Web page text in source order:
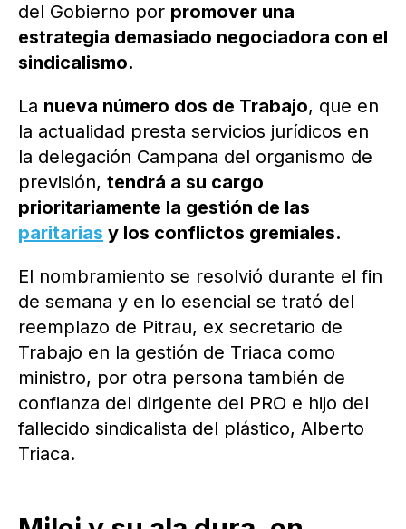
del Gobierno por promover una
estrategia demasiado negociadora con el
sindicalismo.
La nueva número dos de Trabajo, que en
la actualidad presta servicios jurídicos en
la delegación Campana del organismo de
previsión, tendrá a su cargo
prioritariamente la gestión de las
paritarias y los conflictos gremiales.
El nombramiento se resolvió durante el fin
de semana y en lo esencial se trató del
reemplazo de Pitrau, ex secretario de
Trabajo en la gestión de Triaca como
ministro, por otra persona también de
confianza del dirigente del PRO e hijo del
fallecido sindicalista del plástico, Alberto
Triaca.